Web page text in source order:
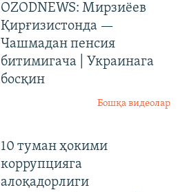
OZODNEWS: Мирзиёев
Қирғизистонда —
Чашмадан пенсия
битимигача | Украинага
босқин
Бошқа видеолар
10 туман ҳокими
коррупцияга
алоқадорлиги